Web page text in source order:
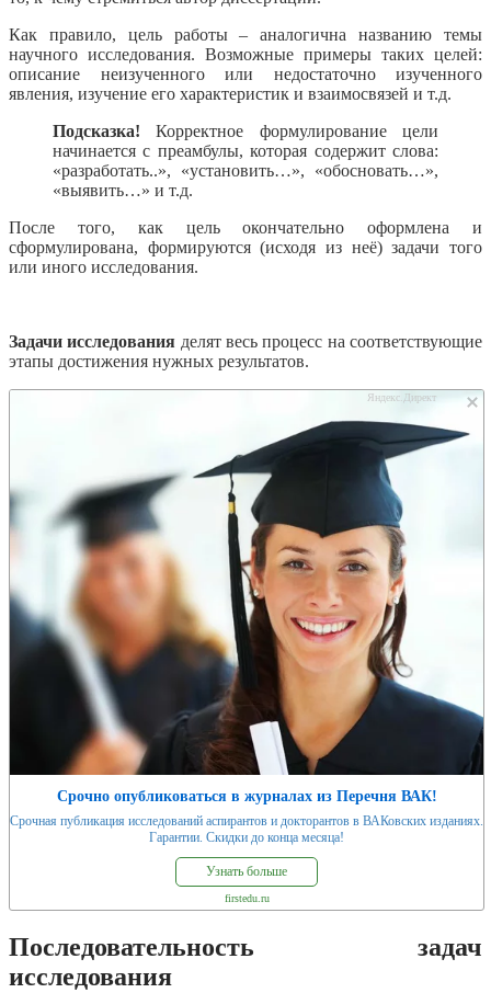
Как правило, цель работы – аналогична названию темы
научного исследования. Возможные примеры таких целей:
описание неизученного или недостаточно изученного
явления, изучение его характеристик и взаимосвязей и т.д.
Подсказка! Корректное формулирование цели
начинается с преамбулы, которая содержит слова:
«разработать..», «установить…», «обосновать…»,
«выявить…» и т.д.
После того, как цель окончательно оформлена и
сформулирована, формируются (исходя из неё) задачи того
или иного исследования.
Задачи исследования делят весь процесс на соответствующие
этапы достижения нужных результатов.
Срочно опубликоваться в журналах из Перечня ВАК!
Срочная публикация исследований аспирантов и докторантов в ВАКовских изданиях.
Гарантии. Скидки до конца месяца!
Узнать больше
firstedu.ru
Яндекс.Директ
Последовательность задач
исследования